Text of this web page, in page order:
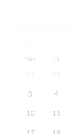
Man Tir
3 4
10 11